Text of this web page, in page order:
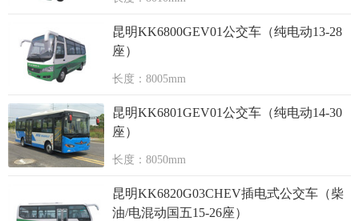
昆明KK6800GEV01公交车（纯电动13-28
座）
长度：8005mm
昆明KK6801GEV01公交车（纯电动14-30
座）
长度：8050mm
昆明KK6820G03CHEV插电式公交车（柴
油/电混动国五15-26座）